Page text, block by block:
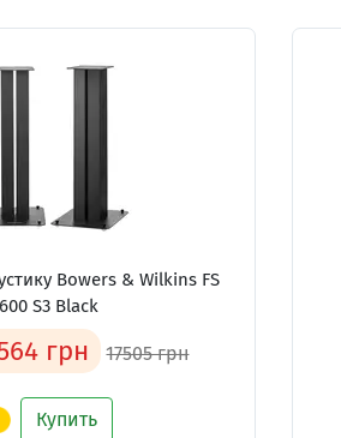
Bowers & Wilkins FS
600 S3 Black
грн 17505 грн
Купить